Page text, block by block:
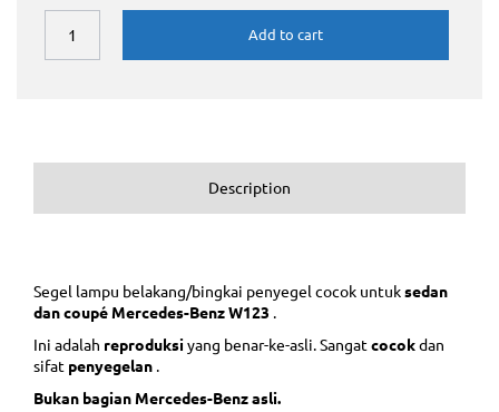
Add to cart
Description
Segel lampu belakang/bingkai penyegel cocok untuksedan
dan coupé Mercedes-Benz W123 .
Ini adalah reproduksiyang benar-ke-asli. Sangatcocokdan
sifat penyegelan .
Bukan bagian Mercedes-Benz asli.